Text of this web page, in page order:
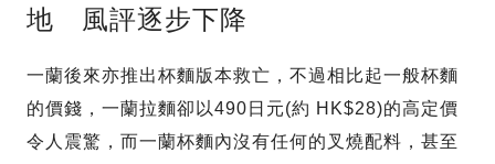
地 風評逐步下降
一蘭後來亦推出杯麵版本救亡，不過相比起一般杯麵
的價錢，一蘭拉麵卻以490日元(約 HK$28)的高定價
令人震驚，而一蘭杯麵內沒有任何的叉燒配料，甚至